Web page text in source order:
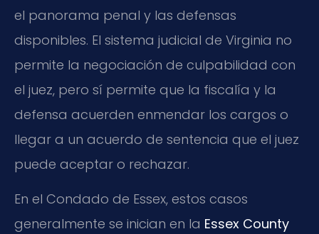
el panorama penal y las defensas
disponibles. El sistema judicial de Virginia no
permite la negociación de culpabilidad con
el juez, pero sí permite que la fiscalía y la
defensa acuerden enmendar los cargos o
llegar a un acuerdo de sentencia que el juez
puede aceptar o rechazar.
En el Condado de Essex, estos casos
generalmente se inician en la Essex County